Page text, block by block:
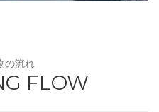
の流れ
FLOW